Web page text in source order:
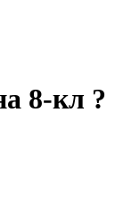
8-кл ?